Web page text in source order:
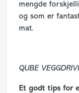
mengde
og som er
mat.
QUBE
Et godt tips for